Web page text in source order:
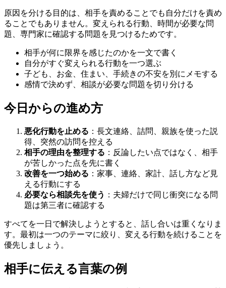
原因を分ける目的は、相手を責めることでも自分だけを責め
ることでもありません。変えられる行動、時間が必要な問
題、専門家に確認する問題を見つけるためです。
相手が何に限界を感じたのかを一文で書く
自分がすぐ変えられる行動を一つ選ぶ
子ども、お金、住まい、手続きの不安を別にメモする
感情で決めず、相談が必要な問題を切り分ける
今日からの進め方
悪化行動を止める ：長文連絡、詰問、親族を使った説
得、突然の訪問を控える
相手の理由を整理する ：反論したい点ではなく、相手
が苦しかった点を先に書く
改善を一つ始める ：家事、連絡、家計、話し方など見
える行動にする
必要なら相談先を使う ：夫婦だけで同じ衝突になる問
題は第三者に確認する
すべてを一日で解決しようとすると、話し合いは重くなりま
す。最初は一つのテーマに絞り、変える行動を続けることを
優先しましょう。
相手に伝える言葉の例